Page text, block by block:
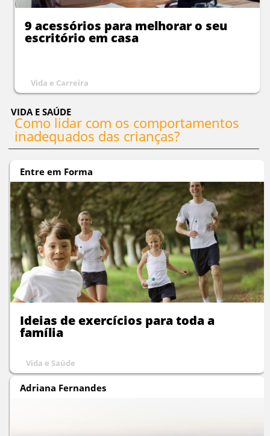
9 acessórios para melhorar o seu
escritório em casa
Vida e Carreira
VIDA E SAÚDE
Como lidar com os comportamentos
inadequados das crianças?
Entre em Forma
Ideias de exercícios para toda a
família
Vida e Saúde
Adriana Fernandes